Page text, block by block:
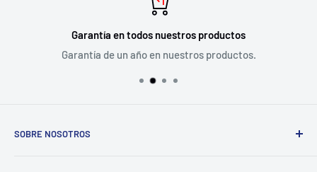
Garantía en todos nuestros productos
Garantía de un año en nuestros productos.
SOBRE NOSOTROS